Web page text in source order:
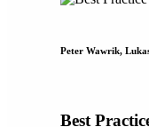
Peter Wawrik,
Best